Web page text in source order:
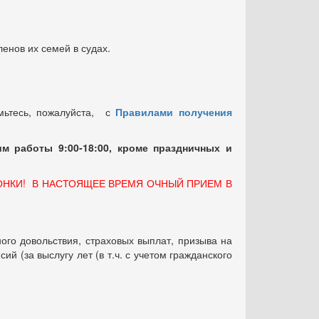
их семей в судах.
пожалуйста, с Правилами получения
работы 9:00-18:00, кроме праздничных и
В НАСТОЯЩЕЕ ВРЕМЯ ОЧНЫЙ ПРИЕМ В
довольствия, страховых выплат, призыва на
(за выслугу лет (в т.ч. с учетом гражданского